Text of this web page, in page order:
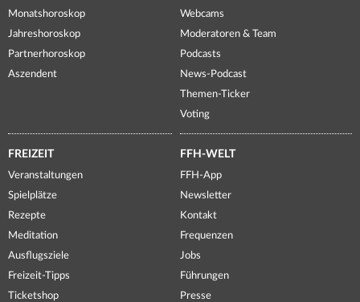
Monatshoroskop
Jahreshoroskop
Partnerhoroskop
Aszendent
Webcams
Moderatoren & Team
Podcasts
News-Podcast
Themen-Ticker
Voting
FREIZEIT
Veranstaltungen
Spielplätze
Rezepte
Meditation
Ausflugsziele
Freizeit-Tipps
Ticketshop
FFH-WELT
FFH-App
Newsletter
Kontakt
Frequenzen
Jobs
Führungen
Presse